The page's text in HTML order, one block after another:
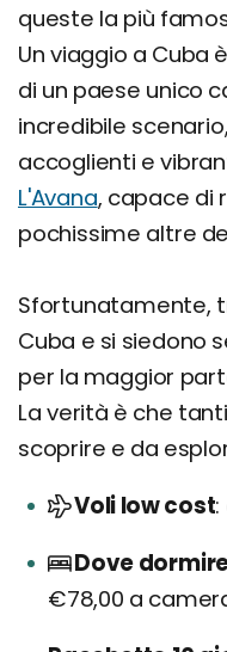
queste la più
Un viaggio a Cuba
di un paese unico
incredibile
accoglienti e
L'Avana, capace di
pochissime altre
Sfortunatamente,
Cuba e si siedono
per la maggior
La verità è che
scoprire e da
Voli low cost
Dove
€78,00 a